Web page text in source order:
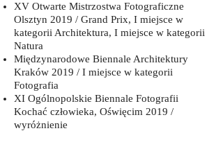
XV Otwarte Mistrzostwa Fotograficzne
Olsztyn 2019 / Grand Prix, I miejsce w
kategorii Architektura, I miejsce w kategorii
Natura
Międzynarodowe Biennale Architektury
Kraków 2019 / I miejsce w kategorii
Fotografia
XI Ogólnopolskie Biennale Fotografii
Kochać człowieka, Oświęcim 2019 /
wyróżnienie